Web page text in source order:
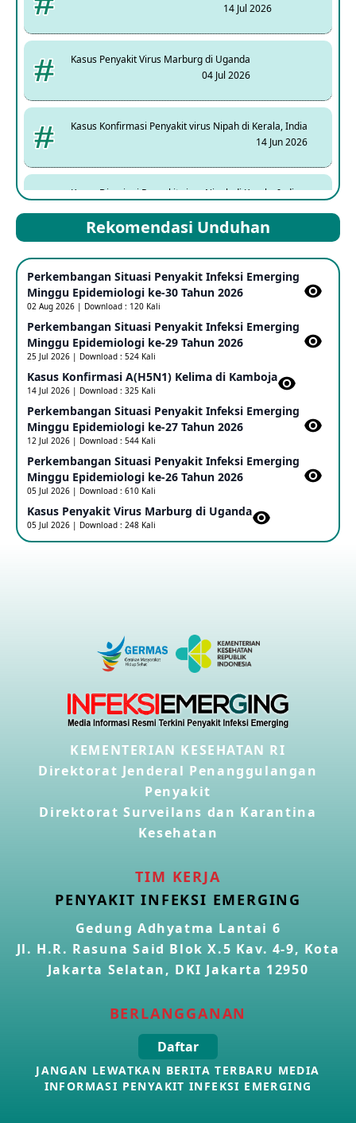
14 Jul 2026
Kasus Penyakit Virus Marburg di Uganda
04 Jul 2026
Kasus Konfirmasi Penyakit virus Nipah di Kerala, India
14 Jun 2026
Kasus Dicurigai Penyakit virus Nipah di Kerala, India
Mpox Clade 1b di Taiwan
25 May 2026
Update Informasi PHEIC Penyakit Ebola
23 May 2026
Penetapan Outbreak Penyakit Ebola di RD Kongo dan
Uganda Sebagai PHEIC
17 May 2026
Outbreak Penyakti Ebola di RD Kongo
16 May 2026
Kasus Konfirmasi A(H5NN6) di Cina
Penyakit virus Hanta di Kapal Pesiar Keberangkatan
04 May 2026
Penyakit Meningokokus di Vietnam
28 Apr 2026
Kasus Konfirmasi Avian Influenza A(H5N1) Keempat di
CMNV
Kasus Konfirmasi Avian Influenza A(H9N2) di Italia
19 Mar 2026
Rekomendasi Unduhan
Perkembangan Situasi Penyakit Infeksi Emerging
Minggu Epidemiologi ke-30 Tahun 2026
02 Aug 2026 | Download : 120 Kali
Perkembangan Situasi Penyakit Infeksi Emerging
Minggu Epidemiologi ke-29 Tahun 2026
25 Jul 2026 | Download : 524 Kali
Kasus Konfirmasi A(H5N1) Kelima di Kamboja​
14 Jul 2026 | Download : 325 Kali
Perkembangan Situasi Penyakit Infeksi Emerging
Minggu Epidemiologi ke-27 Tahun 2026
12 Jul 2026 | Download : 544 Kali
Perkembangan Situasi Penyakit Infeksi Emerging
Minggu Epidemiologi ke-26 Tahun 2026
05 Jul 2026 | Download : 610 Kali
Kasus Penyakit Virus Marburg di Uganda
05 Jul 2026 | Download : 248 Kali
KEMENTERIAN KESEHATAN RI
Direktorat Jenderal Penanggulangan
Penyakit
Direktorat Surveilans dan Karantina
Kesehatan
TIM KERJA
PENYAKIT INFEKSI EMERGING
Gedung Adhyatma Lantai 6
Jl. H.R. Rasuna Said Blok X.5 Kav. 4-9, Kota
Jakarta Selatan, DKI Jakarta 12950
BERLANGGANAN
Daftar
JANGAN LEWATKAN BERITA TERBARU MEDIA
INFORMASI PENYAKIT INFEKSI EMERGING